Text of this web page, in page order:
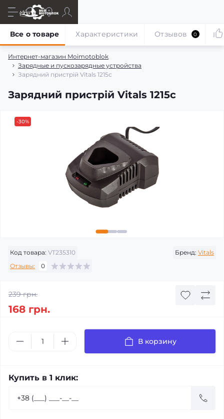
Интернет-магазин Moimotoblok
Зарядные и пускозарядные устройства
Зарядний пристрій Vitals 1215c
Зарядний пристрій Vitals 1215c
Все о товаре Характеристики Отзывов 0
-30%
Код товара: VT235310 Бренд: Vitals
Отзывы:
0
239 грн.
168 грн.
В корзину
Купить в 1 клик: